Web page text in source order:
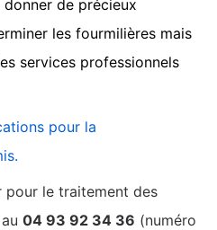
de précieux
les fourmilières mais
services professionnels
pour la
pour le traitement des
au 04 93 92 34 36 (numéro